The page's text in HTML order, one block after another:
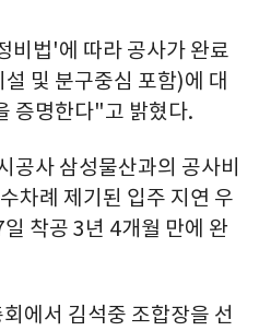
비법'에 따라 공사가 완료
및 분구중심 포함)에 대
증명한다"고 밝혔다.
공사 삼성물산과의 공사비
차례 제기된 입주 지연 우
착공 3년 4개월 만에 완
에서 김석중 조합장을 선